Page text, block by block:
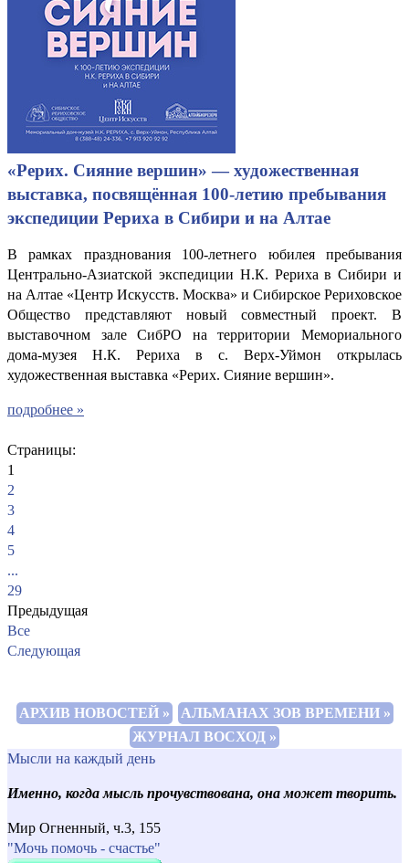
«Рерих. Сияние вершин» — художественная
выставка, посвящённая 100-летию пребывания
экспедиции Рериха в Сибири и на Алтае
В рамках празднования 100-летнего юбилея пребывания
Центрально-Азиатской экспедиции Н.К. Рериха в Сибири и
на Алтае «Центр Искусств. Москва» и Сибирское Рериховское
Общество представляют новый совместный проект. В
выставочном зале СибРО на территории Мемориального
дома-музея Н.К. Рериха в с. Верх-Уймон открылась
художественная выставка «Рерих. Сияние вершин».
подробнее »
Страницы:
1
2
3
4
5
...
29
Предыдущая
Все
Следующая
АРХИВ НОВОСТЕЙ »
АЛЬМАНАХ ЗОВ ВРЕМЕНИ »
ЖУРНАЛ ВОСХОД »
Мысли на каждый день
Именно, когда мысль прочувствована, она может творить.
Мир Огненный, ч.3, 155
"Мочь помочь - счастье"